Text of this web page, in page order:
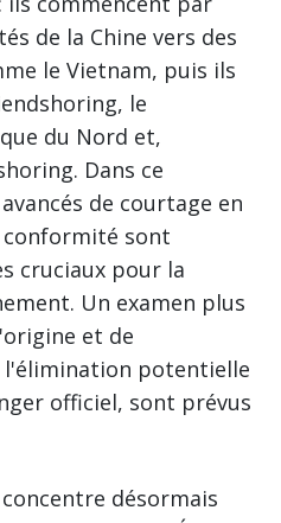
de la Chine vers des
le Vietnam, puis ils
le
du Nord et,
Dans ce
de courtage en
conformité sont
cruciaux pour la
Un examen plus
et de
l'élimination potentielle
officiel, sont prévus
désormais